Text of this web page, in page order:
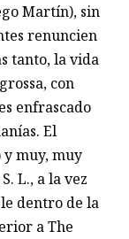
Martín), sin
renuncien
tanto, la vida
con
enfrascado
El
muy, muy
L., a la vez
dentro de la
a The